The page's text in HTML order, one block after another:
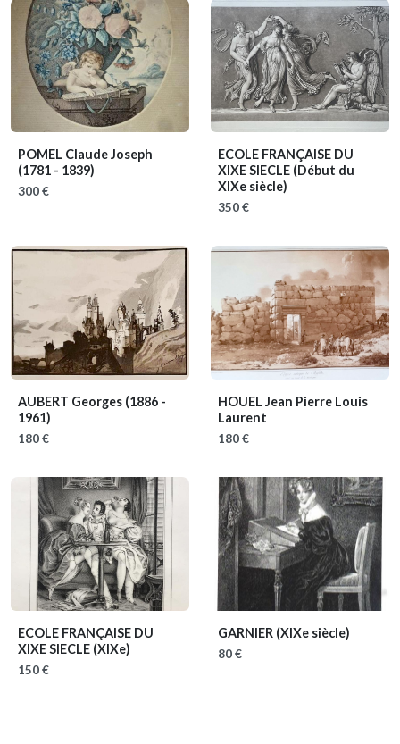
POMEL Claude Joseph
(1781 - 1839)
300 €
ECOLE FRANÇAISE DU
XIXE SIECLE (Début du
XIXe siècle)
350 €
AUBERT Georges (1886 -
1961)
180 €
HOUEL Jean Pierre Louis
Laurent
180 €
ECOLE FRANÇAISE DU
XIXE SIECLE (XIXe)
150 €
GARNIER (XIXe siècle)
80 €